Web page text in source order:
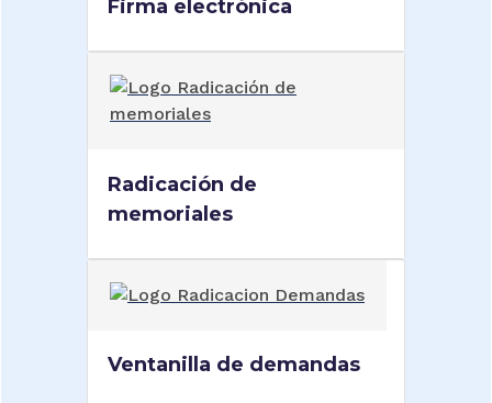
Firma electrónica
Radicación de
memoriales
Ventanilla de demandas